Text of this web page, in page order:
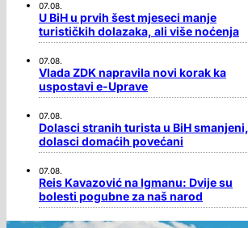
07.08.
U BiH u prvih šest mjeseci manje
turističkih dolazaka, ali više noćenja
07.08.
Vlada ZDK napravila novi korak ka
uspostavi e-Uprave
07.08.
Dolasci stranih turista u BiH smanjeni,
dolasci domaćih povećani
07.08.
Reis Kavazović na Igmanu: Dvije su
bolesti pogubne za naš narod